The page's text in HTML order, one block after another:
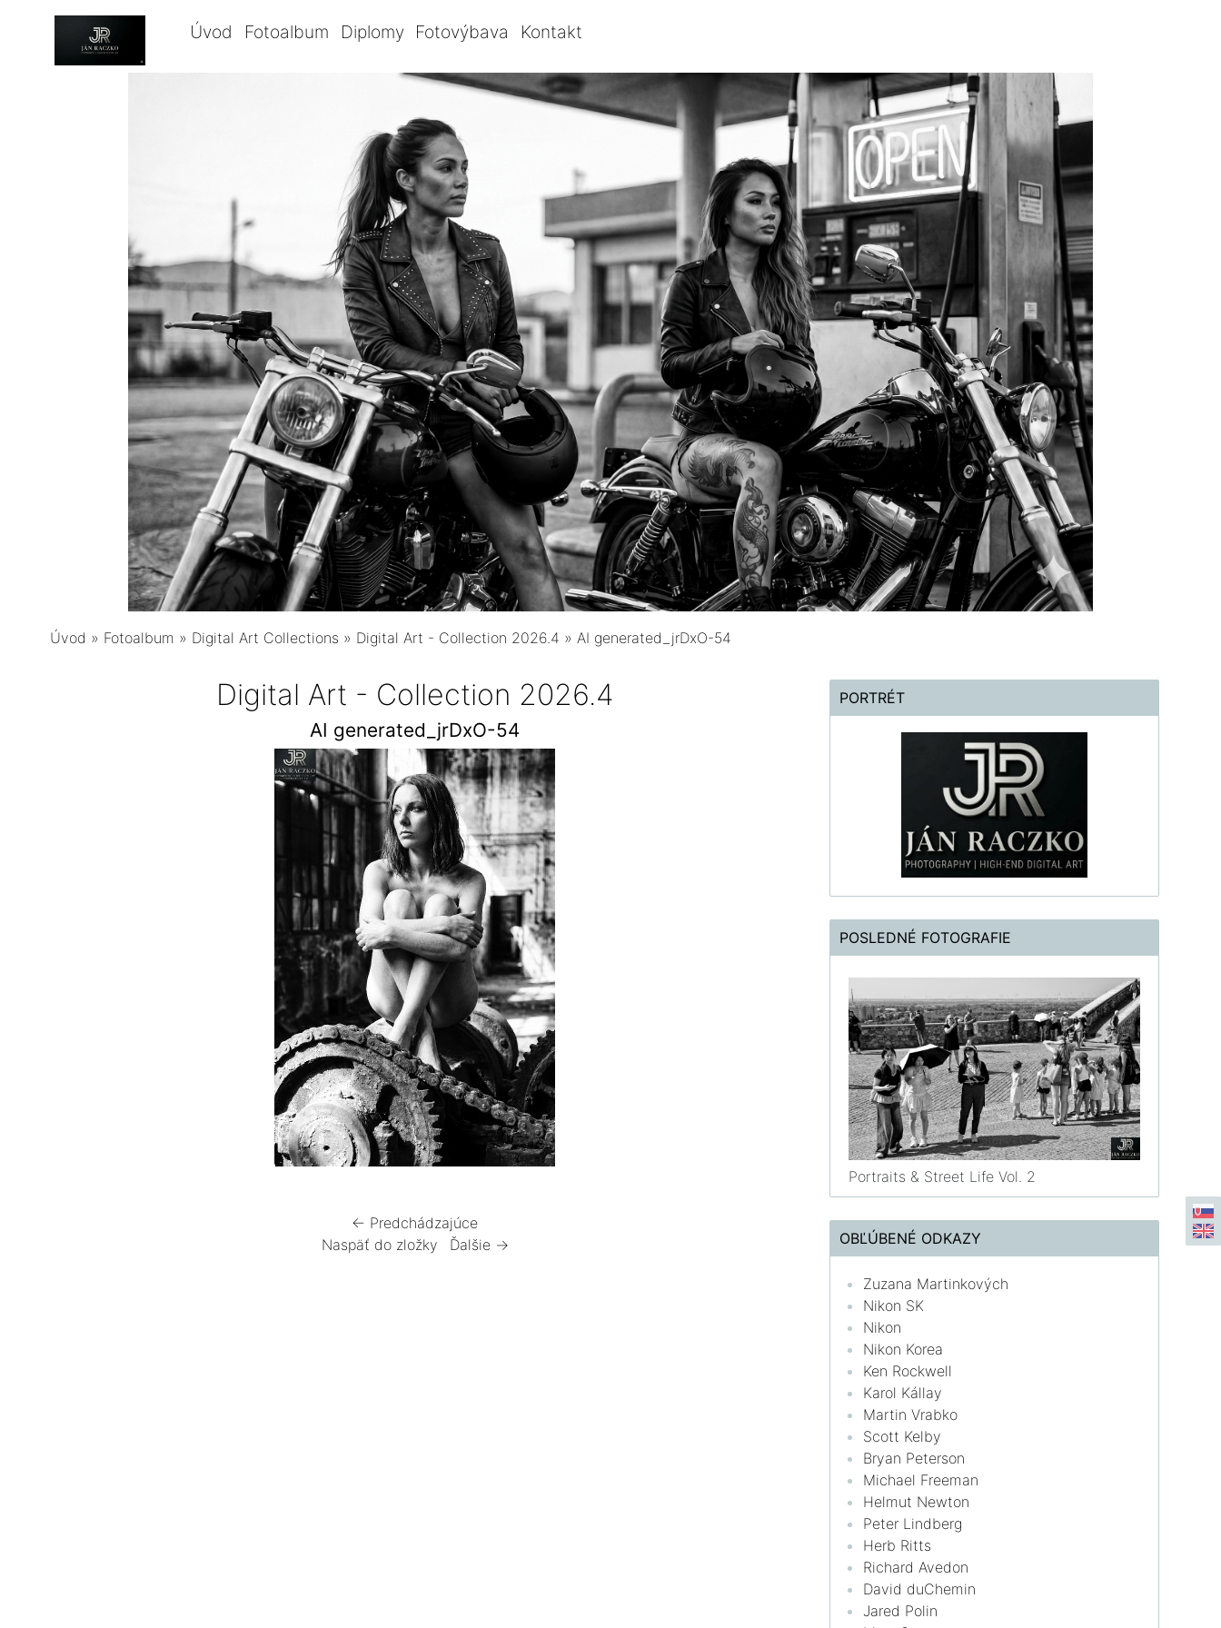
Úvod Fotoalbum Diplomy Fotovýbava Kontakt
Úvod » Fotoalbum » Digital Art Collections » Digital Art - Collection 2026.4 » AI generated_jrDxO-54
Digital Art - Collection 2026.4
AI generated_jrDxO-54
← Predchádzajúce
Naspäť do zložky
Ďalšie →
PORTRÉT
POSLEDNÉ FOTOGRAFIE
Portraits & Street Life Vol. 2
OBĽÚBENÉ ODKAZY
Zuzana Martinkových
Nikon SK
Nikon
Nikon Korea
Ken Rockwell
Karol Kállay
Martin Vrabko
Scott Kelby
Bryan Peterson
Michael Freeman
Helmut Newton
Peter Lindberg
Herb Ritts
Richard Avedon
David duChemin
Jared Polin